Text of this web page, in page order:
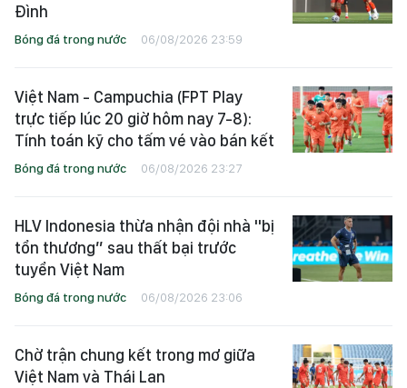
Đình
Bóng đá trong nước 06/08/2026 23:59
Việt Nam - Campuchia (FPT Play
trực tiếp lúc 20 giờ hôm nay 7-8):
Tính toán kỹ cho tấm vé vào bán kết
Bóng đá trong nước 06/08/2026 23:27
HLV Indonesia thừa nhận đội nhà "bị
tổn thương” sau thất bại trước
tuyển Việt Nam
Bóng đá trong nước 06/08/2026 23:06
Chờ trận chung kết trong mơ giữa
Việt Nam và Thái Lan